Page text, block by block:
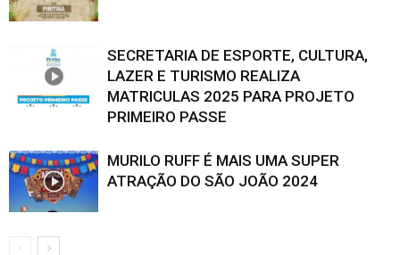
SECRETARIA DE ESPORTE, CULTURA,
LAZER E TURISMO REALIZA
MATRICULAS 2025 PARA PROJETO
PRIMEIRO PASSE
MURILO RUFF É MAIS UMA SUPER
ATRAÇÃO DO SÃO JOÃO 2024